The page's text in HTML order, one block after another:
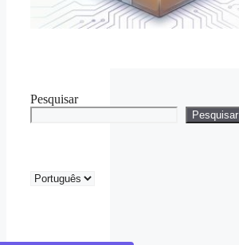
Pesquisar
Pesquisar
Escolha